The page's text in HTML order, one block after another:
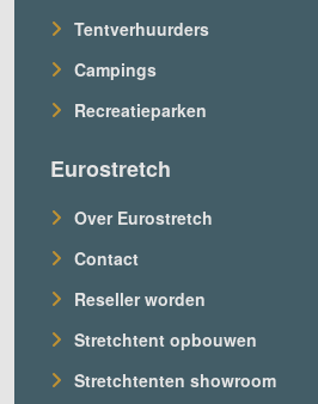
Tentverhuurders
Campings
Recreatieparken
Eurostretch
Over Eurostretch
Contact
Reseller worden
Stretchtent opbouwen
Stretchtenten showroom